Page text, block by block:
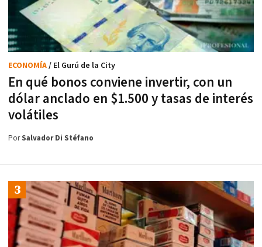
En qué bonos conviene invertir, con un
dólar anclado en $1.500 y tasas de interés
volátiles
ECONOMÍA/ El Gurú de la City
PorSalvador Di Stéfano